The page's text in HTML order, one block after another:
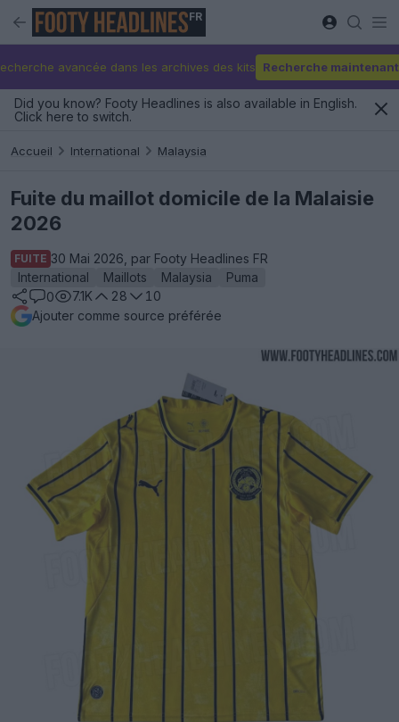
FR
avancée dans les archives des kits Recherche maintenant
Did you know? Footy Headlines is also available in English.
Click here to switch.
Accueil International Malaysia
Fuite du maillot domicile de la Malaisie
2026
FUITE 30 Mai 2026, par Footy Headlines FR
International
Maillots Malaysia
Puma
0
7.1K 28
10
Ajouter comme source préférée